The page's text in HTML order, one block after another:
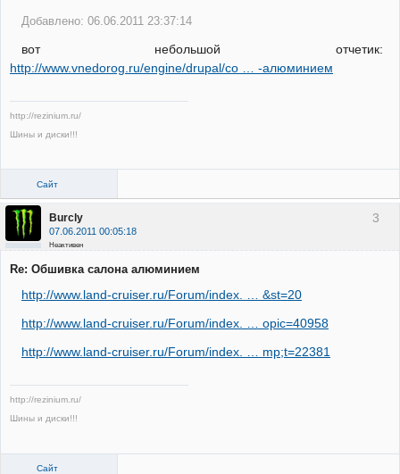
Добавлено: 06.06.2011 23:37:14
вот небольшой отчетик:
http://www.vnedorog.ru/engine/drupal/co … -алюминием
http://rezinium.ru/
Шины и диски!!!
Сайт
3
Burcly
07.06.2011 00:05:18
Неактивен
Re: Обшивка салона алюминием
http://www.land-cruiser.ru/Forum/index. … &st=20
http://www.land-cruiser.ru/Forum/index. … opic=40958
http://www.land-cruiser.ru/Forum/index. … mp;t=22381
http://rezinium.ru/
Шины и диски!!!
Сайт